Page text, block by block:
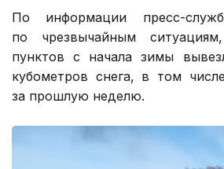
По информации пресс-
по чрезвычайным
пунктов с начала зимы
кубометров снега, в том
за прошлую неделю.